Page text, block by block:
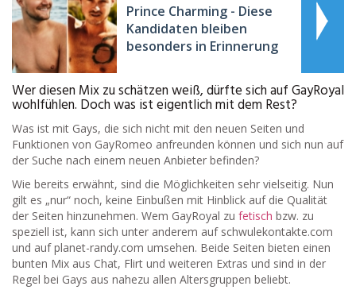
Prince Charming - Diese
Kandidaten bleiben
besonders in Erinnerung
Wer diesen Mix zu schätzen weiß, dürfte sich auf GayRoyal
wohlfühlen. Doch was ist eigentlich mit dem Rest?
Was ist mit Gays, die sich nicht mit den neuen Seiten und
Funktionen von GayRomeo anfreunden können und sich nun auf
der Suche nach einem neuen Anbieter befinden?
Wie bereits erwähnt, sind die Möglichkeiten sehr vielseitig. Nun
gilt es „nur“ noch, keine Einbußen mit Hinblick auf die Qualität
der Seiten hinzunehmen. Wem GayRoyal zu fetisch bzw. zu
speziell ist, kann sich unter anderem auf schwulekontakte.com
und auf planet-randy.com umsehen. Beide Seiten bieten einen
bunten Mix aus Chat, Flirt und weiteren Extras und sind in der
Regel bei Gays aus nahezu allen Altersgruppen beliebt.